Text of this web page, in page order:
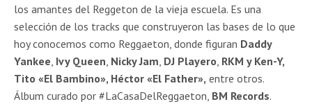
los amantes del Reggeton de la vieja escuela. Es una
selección de los tracks que construyeron las bases de lo que
hoy conocemos como Reggaeton, donde figuran Daddy
Yankee, Ivy Queen, Nicky Jam, DJ Playero, RKM y Ken-Y,
Tito «El Bambino», Héctor «El Father», entre otros.
Álbum curado por #LaCasaDelReggaeton, BM Records.